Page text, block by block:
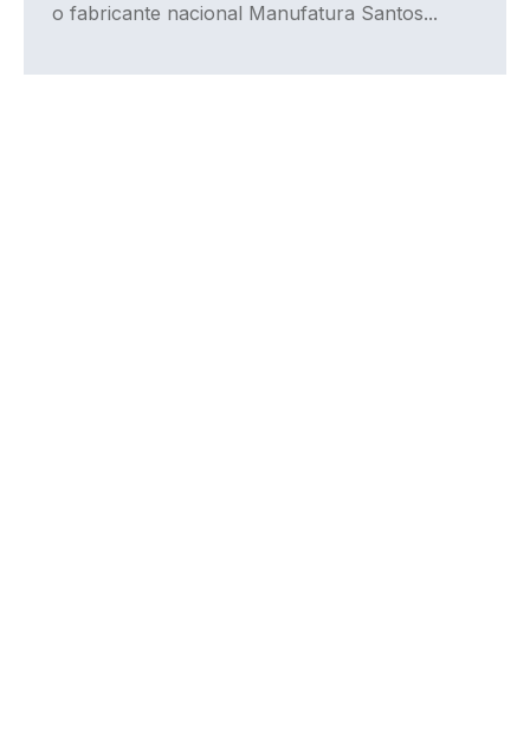
o fabricante nacional Manufatura Santos...